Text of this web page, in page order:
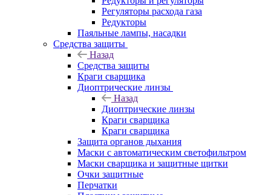
Регуляторы расхода газа
Редукторы
Паяльные лампы, насадки
Средства защиты
Назад
Средства защиты
Краги сварщика
Диоптрические линзы
Назад
Диоптрические линзы
Краги сварщика
Краги сварщика
Защита органов дыхания
Маски с автоматическим светофильтром
Маски сварщика и защитные щитки
Очки защитные
Перчатки